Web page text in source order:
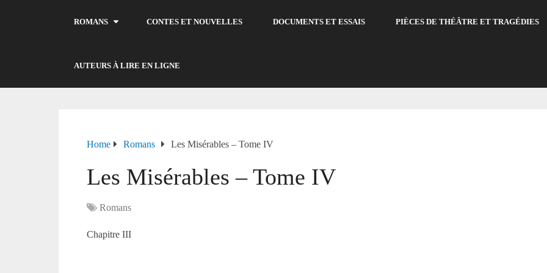
ROMANS CONTES ET NOUVELLES DOCUMENTS ET ESSAIS PIÈCES DE THÉÂTRE ET TRAGÉDIES
AUTEURS À LIRE EN LIGNE
Home Romans Les Misérables – Tome IV
Les Misérables – Tome IV
Romans
Chapitre III